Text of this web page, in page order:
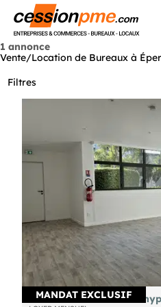
1 annonce
Vente/Location de Bureaux à
Filtres
MANDAT EXCLUSIF
A louer bureau 32m² en